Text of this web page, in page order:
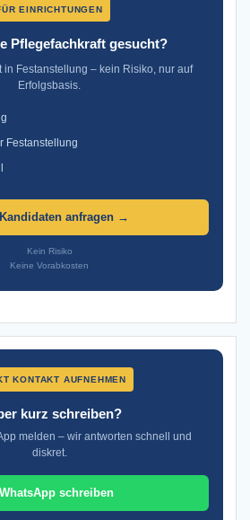
EINRICHTUNGEN
Pflegefachkraft gesucht?
in Festanstellung – kein Risiko, nur auf
Erfolgsbasis.
Festanstellung
anfragen →
Kein Risiko
Keine Vorabkosten
KONTAKT AUFNEHMEN
kurz schreiben?
melden – wir antworten schnell und
diskret.
WhatsApp schreiben